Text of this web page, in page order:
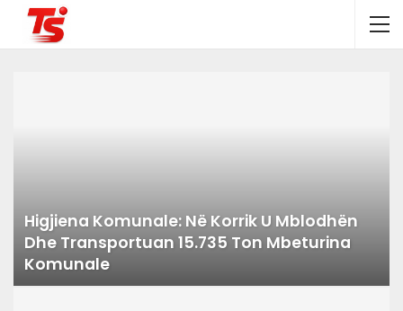
Higjiena Komunale: Në Korrik U Mblodhën
Dhe Transportuan 15.735 Ton Mbeturina
Komunale